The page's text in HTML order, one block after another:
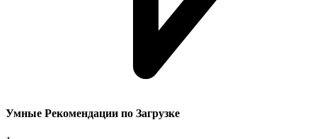
Умные Рекомендации по Загрузке